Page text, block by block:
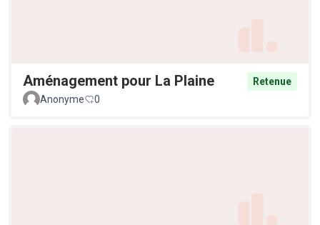
Aménagement pour La Plaine
Retenue
Anonyme
0